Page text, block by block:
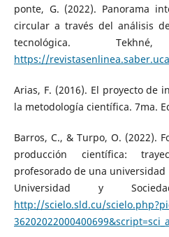
ponte, G. (2022). Panorama
circular a través del análisis
tecnológica.
https://
Arias, F. (2016). El proyecto de
la metodología científica. 7ma.
Barros, C., & Turpo, O. (2022).
producción científica:
profesorado de una universidad
Universidad y
http://scielo.sld.cu/